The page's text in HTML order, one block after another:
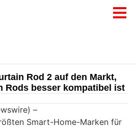
Rod 2 auf den Markt,
Rods besser kompatibel ist
–
Smart-Home-Marken für